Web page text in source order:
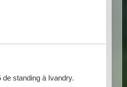
de standing à Ivandry.